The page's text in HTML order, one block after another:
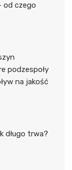
od czego
podzespoły
na jakość
długo trwa?